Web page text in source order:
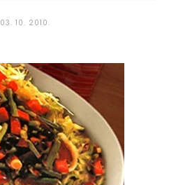
03. 10. 2010.